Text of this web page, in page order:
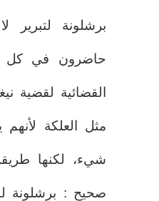
برشلونة لتبرير
حاضرون في كل
القضائية لقضية
مثل العلكة لأنهم
شيء، لكنها
صحيح : برشلونة